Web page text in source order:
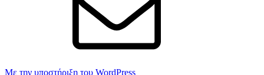
Με την υποστήριξη του WordPress